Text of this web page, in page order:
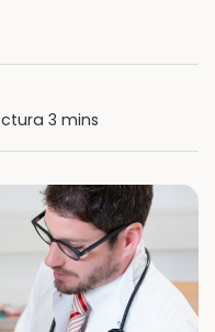
3 mins